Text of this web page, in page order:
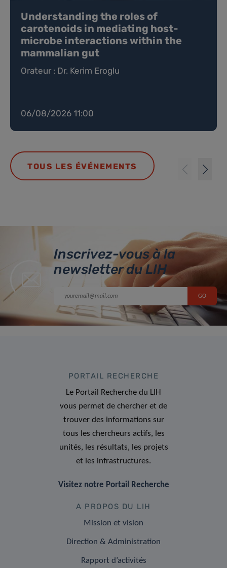
Understanding the roles of
carotenoids in mediating host-
microbe interactions within the
mammalian gut
Orateur : Dr. Kerim Eroglu
06/08/2026 11:00
TOUS LES ÉVÉNEMENTS
Inscrivez-vous à la
newsletter du LIH
PORTAIL RECHERCHE
Le Portail Recherche du LIH
vous permet de chercher et de
trouver des informations sur
tous les chercheurs actifs, les
unités, les résultats, les projets
et les infrastructures.
Visitez notre Portail Recherche
A PROPOS DU LIH
Mission et vision
Direction & Administration
Rapport d’activités